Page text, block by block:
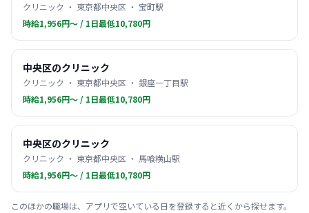
クリニック ・ 東京都中央区 ・ 宝町駅
時給1,956円〜 / 1日最低10,780円
中央区のクリニック
クリニック ・ 東京都中央区 ・ 銀座一丁目駅
時給1,956円〜 / 1日最低10,780円
中央区のクリニック
クリニック ・ 東京都中央区 ・ 馬喰横山駅
時給1,956円〜 / 1日最低10,780円
このほかの職場は、アプリで空いている日を登録すると近くから探せます。